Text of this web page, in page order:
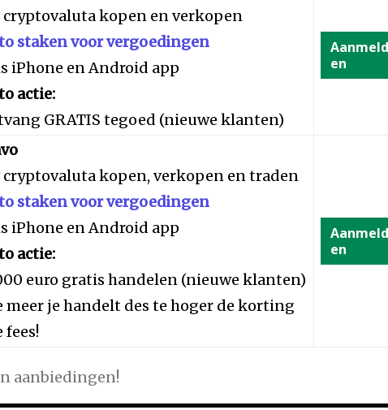
cryptovaluta kopen en verkopen
staken voor vergoedingen
iPhone en Android app
actie:
GRATIS tegoed (nieuwe klanten)
en
cryptovaluta kopen, verkopen en traden
staken voor vergoedingen
iPhone en Android app
actie:
euro gratis handelen (nieuwe klanten)
meer je handelt des te hoger de korting
fees!
en
aanbiedingen!